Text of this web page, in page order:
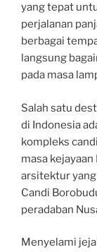
yang tepat
perjalanan
berbagai
langsung
pada masa
Salah satu
di Indonesia
kompleks
masa
arsitektur
Candi
peradaban
Menyelami